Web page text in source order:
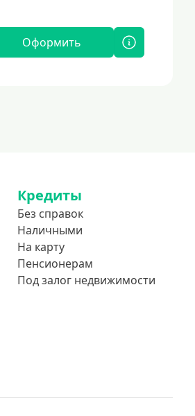
Оформить
Кредиты
Без справок
Наличными
На карту
Пенсионерам
Под залог недвижимости